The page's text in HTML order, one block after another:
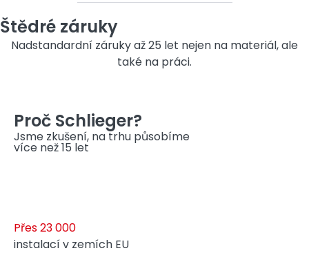
Štědré záruky
Nadstandardní záruky až 25 let nejen na materiál, ale
také na práci.
Proč Schlieger?
Jsme zkušení, na trhu působíme
více než 15 let
Přes 23 000
instalací v zemích EU